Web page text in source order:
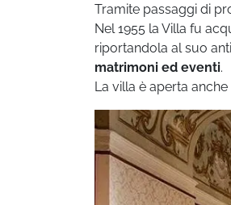
Tramite passaggi di
Nel 1955 la Villa fu
riportandola al suo
matrimoni ed eventi.
La villa è aperta